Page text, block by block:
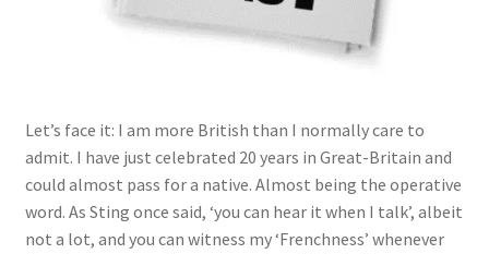
Let’s face it: I am more British than I normally care to
admit. I have just celebrated 20 years in Great-Britain and
could almost pass for a native. Almost being the operative
word. As Sting once said, ‘you can hear it when I talk’, albeit
not a lot, and you can witness my ‘Frenchness’ whenever